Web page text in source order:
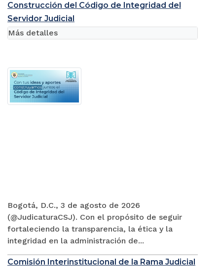
Construcción del Código de Integridad del
Servidor Judicial
Bogotá, D.C., 3 de agosto de 2026
(@JudicaturaCSJ). Con el propósito de seguir
fortaleciendo la transparencia, la ética y la
integridad en la administración de...
Más detalles
Comisión Interinstitucional de la Rama Judicial